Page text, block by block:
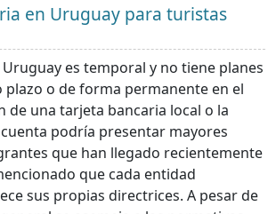
en Uruguay para turistas
Uruguay es temporal y no tiene planes
o de forma permanente en el
de una tarjeta bancaria local o la
podría presentar mayores
que han llegado recientemente
que cada entidad
sus propias directrices. A pesar de